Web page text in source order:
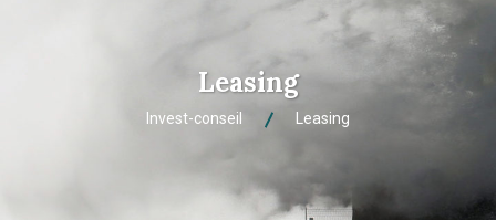
Leasing
Invest-conseil Leasing